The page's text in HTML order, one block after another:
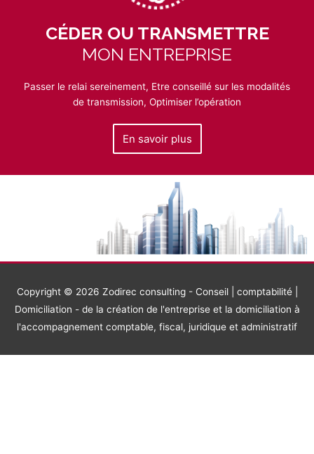
CÉDER OU TRANSMETTRE
MON ENTREPRISE
Passer le relai sereinement, Etre conseillé sur les modalités
de transmission, Optimiser l’opération
En savoir plus
Copyright © 2026 Zodirec consulting - Conseil | comptabilité |
Domiciliation - de la création de l'entreprise et la domiciliation à
l'accompagnement comptable, fiscal, juridique et administratif